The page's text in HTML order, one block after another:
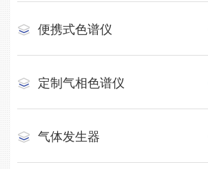
便携式色谱仪
定制气相色谱仪
气体发生器